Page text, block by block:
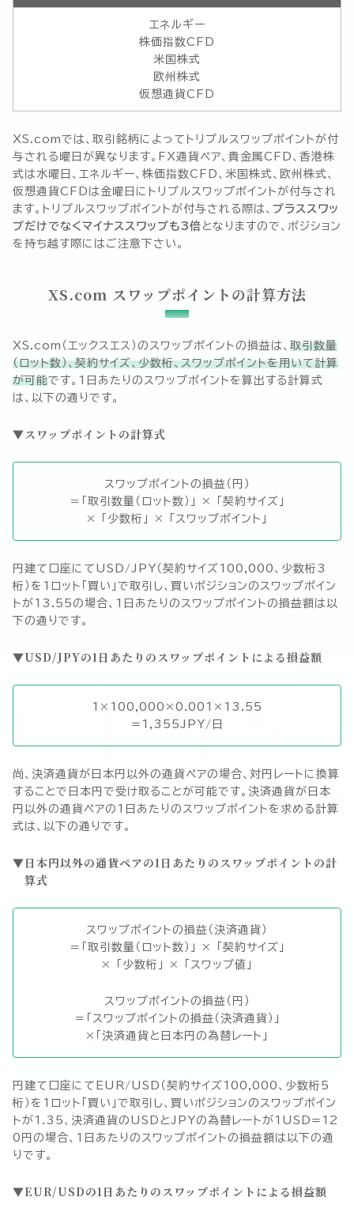
エネルギー
株価指数CFD
米国株式
欧州株式
仮想通貨CFD
XS.comでは、取引銘柄によってトリプルスワップポイントが付
与される曜日が異なります。FX通貨ペア、貴金属CFD、香港株
式は水曜日、エネルギー、株価指数CFD、米国株式、欧州株式、
仮想通貨CFDは金曜日にトリプルスワップポイントが付与され
ます。トリプルスワップポイントが付与される際は、 プラススワッ
プだけでなくマイナススワップも3倍 となりますので、ポジション
を持ち越す際にはご注意下さい。
XS.com スワップポイントの計算方法
XS.com（エックスエス）のスワップポイントの損益は、 取引数量
（ロット数）、契約サイズ、少数桁、スワップポイントを用いて計算
が可能です。1日あたりのスワップポイントを算出する計算式
は、以下の通りです。
スワップポイントの計算式
スワップポイントの損益（円）
＝「取引数量（ロット数）」 × 「契約サイズ」
× 「少数桁」 × 「スワップポイント」
円建て口座にてUSD/JPY（契約サイズ100,000、少数桁3
桁）を1ロット「買い」で取引し、買いポジションのスワップポイン
トが13.55の場合、1日あたりのスワップポイントの損益額は以
下の通りです。
USD/JPYの1日あたりのスワップポイントによる損益額
1×100,000×0.001×13.55
=1,355JPY/日
尚、決済通貨が日本円以外の通貨ペアの場合、対円レートに換算
することで日本円で受け取ることが可能です。決済通貨が日本
円以外の通貨ペアの1日あたりのスワップポイントを求める計算
式は、以下の通りです。
日本円以外の通貨ペアの1日あたりのスワップポイントの計
算式
スワップポイントの損益（決済通貨）
＝「取引数量（ロット数）」 × 「契約サイズ」
× 「少数桁」 × 「スワップ値」
スワップポイントの損益（円）
＝「スワップポイントの損益（決済通貨）」
×「決済通貨と日本円の為替レート」
円建て口座にてEUR/USD（契約サイズ100,000、少数桁5
桁）を1ロット「買い」で取引し、買いポジションのスワップポイン
トが1.35、決済通貨のUSDとJPYの為替レートが1USD=12
0円の場合、1日あたりのスワップポイントの損益額は以下の通
りです。
EUR/USDの1日あたりのスワップポイントによる損益額